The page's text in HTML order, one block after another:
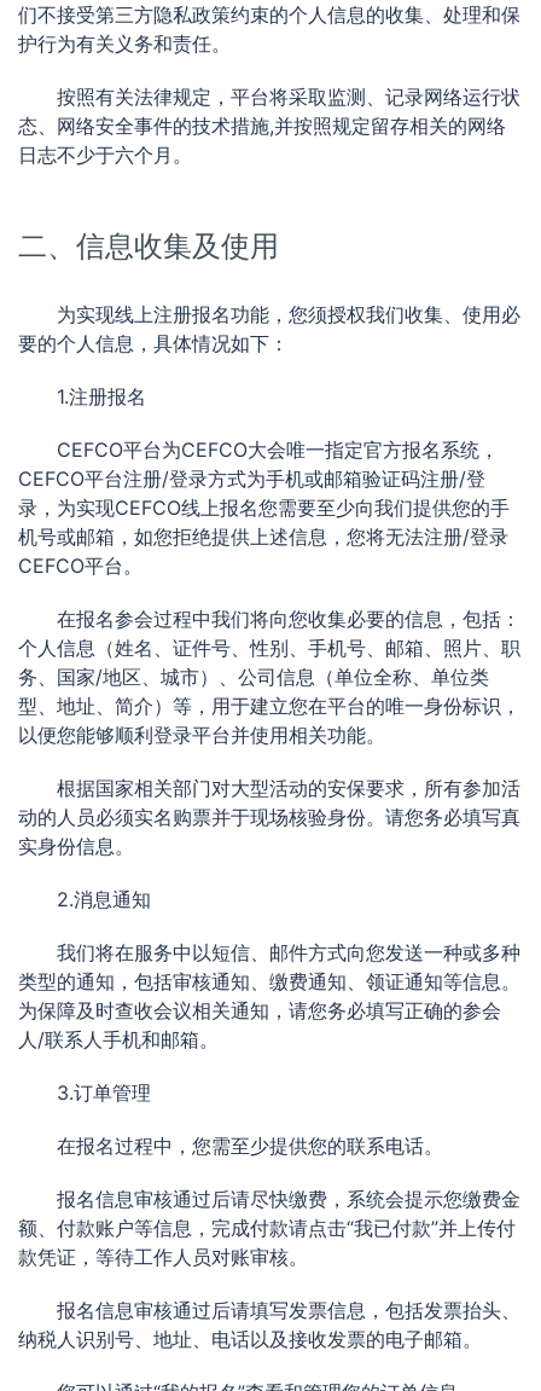
们不接受第三方隐私政策约束的个人信息的收集、处理和保
护行为有关义务和责任。
按照有关法律规定，平台将采取监测、记录网络运行状
态、网络安全事件的技术措施,并按照规定留存相关的网络
日志不少于六个月。
二、信息收集及使用
为实现线上注册报名功能，您须授权我们收集、使用必
要的个人信息，具体情况如下：
1.注册报名
CEFCO平台为CEFCO大会唯一指定官方报名系统，
CEFCO平台注册/登录方式为手机或邮箱验证码注册/登
录，为实现CEFCO线上报名您需要至少向我们提供您的手
机号或邮箱，如您拒绝提供上述信息，您将无法注册/登录
CEFCO平台。
在报名参会过程中我们将向您收集必要的信息，包括：
个人信息（姓名、证件号、性别、手机号、邮箱、照片、职
务、国家/地区、城市）、公司信息（单位全称、单位类
型、地址、简介）等，用于建立您在平台的唯一身份标识，
以便您能够顺利登录平台并使用相关功能。
根据国家相关部门对大型活动的安保要求，所有参加活
动的人员必须实名购票并于现场核验身份。请您务必填写真
实身份信息。
2.消息通知
我们将在服务中以短信、邮件方式向您发送一种或多种
类型的通知，包括审核通知、缴费通知、领证通知等信息。
为保障及时查收会议相关通知，请您务必填写正确的参会
人/联系人手机和邮箱。
3.订单管理
在报名过程中，您需至少提供您的联系电话。
报名信息审核通过后请尽快缴费，系统会提示您缴费金
额、付款账户等信息，完成付款请点击“我已付款”并上传付
款凭证，等待工作人员对账审核。
报名信息审核通过后请填写发票信息，包括发票抬头、
纳税人识别号、地址、电话以及接收发票的电子邮箱。